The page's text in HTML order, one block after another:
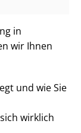
in
wir Ihnen
und wie Sie
wirklich